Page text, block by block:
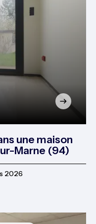
une maison
Marne (94)
2026